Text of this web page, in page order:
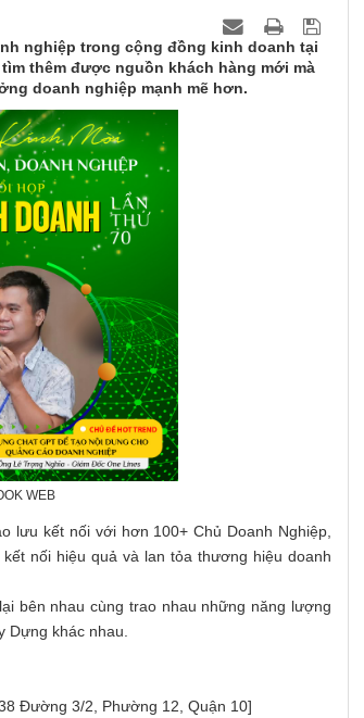
nghiệp trong cộng đồng kinh doanh tại
thêm được nguồn khách hàng mới mà
doanh nghiệp mạnh mẽ hơn.
WEB
lưu kết nối với hơn 100+ Chủ Doanh Nghiệp,
nối hiệu quả và lan tỏa thương hiệu doanh
bên nhau cùng trao nhau những năng lượng
Dựng khác nhau.
Đường 3/2, Phường 12, Quận 10]